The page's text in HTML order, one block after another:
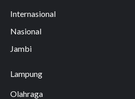
Internasional
Nasional
Jambi
Lampung
Olahraga